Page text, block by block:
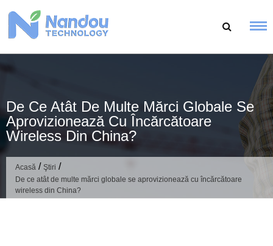
conținut
De Ce Atât De Multe Mărci Globale Se
Aprovizionează Cu Încărcătoare
Wireless Din China?
Acasă / Ştiri /
De ce atât de multe mărci globale se aprovizionează cu încărcătoare
wireless din China?